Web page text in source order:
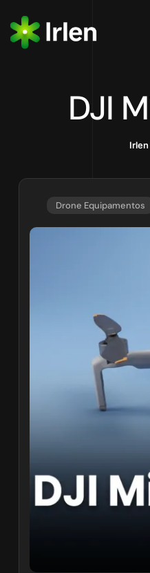
DJI
Drone Equipamentos